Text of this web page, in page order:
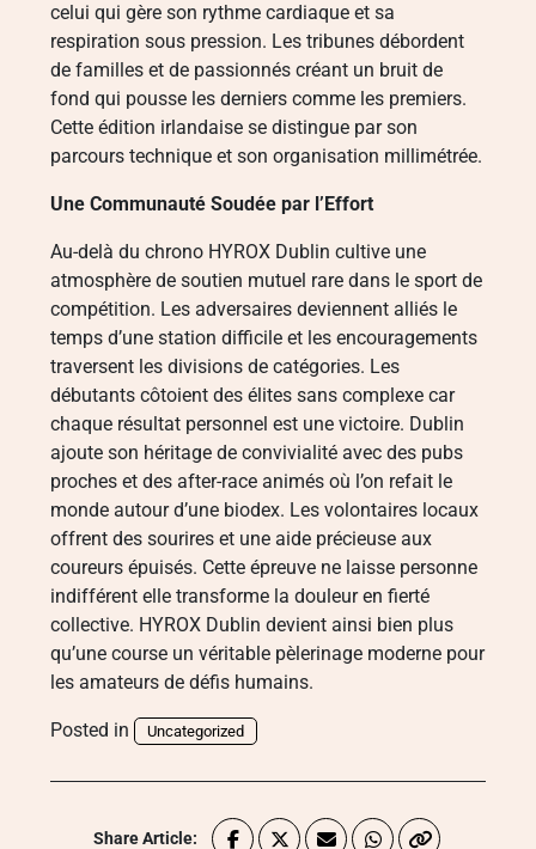
celui qui gère son rythme cardiaque et sa
respiration sous pression. Les tribunes débordent
de familles et de passionnés créant un bruit de
fond qui pousse les derniers comme les premiers.
Cette édition irlandaise se distingue par son
parcours technique et son organisation millimétrée.
Une Communauté Soudée par l’Effort
Au-delà du chrono HYROX Dublin cultive une
atmosphère de soutien mutuel rare dans le sport de
compétition. Les adversaires deviennent alliés le
temps d’une station difficile et les encouragements
traversent les divisions de catégories. Les
débutants côtoient des élites sans complexe car
chaque résultat personnel est une victoire. Dublin
ajoute son héritage de convivialité avec des pubs
proches et des after-race animés où l’on refait le
monde autour d’une biodex. Les volontaires locaux
offrent des sourires et une aide précieuse aux
coureurs épuisés. Cette épreuve ne laisse personne
indifférent elle transforme la douleur en fierté
collective. HYROX Dublin devient ainsi bien plus
qu’une course un véritable pèlerinage moderne pour
les amateurs de défis humains.
Posted in Uncategorized
Share Article: